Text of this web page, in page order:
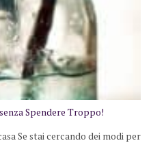
Spendere Troppo!
Se stai cercando dei modi per